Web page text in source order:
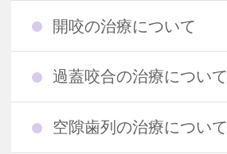
開咬の治療について
過蓋咬合の治療について
空隙歯列の治療について